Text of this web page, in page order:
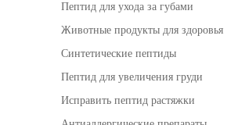
Пептид для ухода за губами
Животные продукты для здоровья
Синтетические пептиды
Пептид для увеличения груди
Исправить пептид растяжки